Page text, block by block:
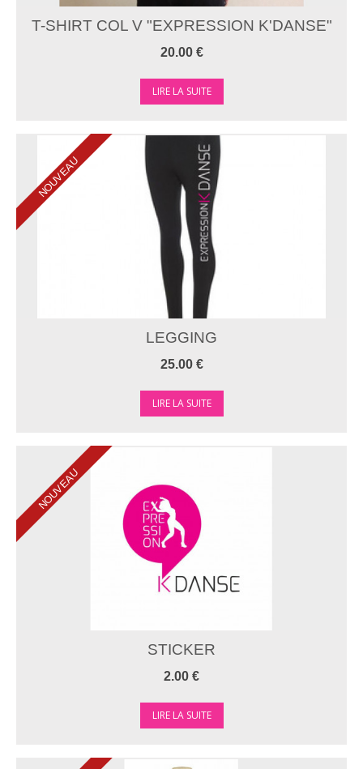
T-SHIRT COL V "EXPRESSION K'DANSE"
20.00 €
LIRE LA SUITE
LEGGING
NOUVEAU
25.00 €
LIRE LA SUITE
STICKER
NOUVEAU
2.00 €
LIRE LA SUITE